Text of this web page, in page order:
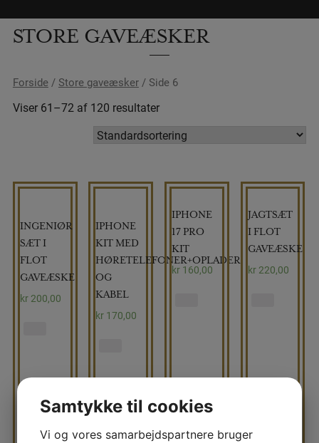
STORE GAVEÆSKER
Forside/ Store gaveæsker/ Side 6
Viser 61–72 af 120 resultater
INGENIØR
SÆT I
FLOT
GAVEÆSKE
kr200,00
IPHONE
KIT MED
HØRETELEFONER+OPLADER
OG
KABEL
kr 170,00
IPHONE
17 PRO
KIT
kr160,00
JAGTSÆT
I FLOT
GAVEÆSKE
kr220,00
Samtykke til cookies
Vi og vores samarbejdspartnere bruger